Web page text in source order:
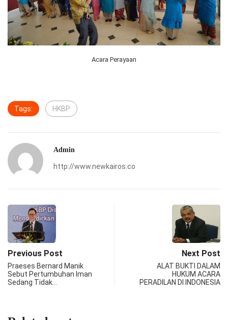
Acara Perayaan
Tags: HKBP
Admin
http://www.newkairos.co
Previous Post
Praeses Bernard Manik
Sebut Pertumbuhan Iman
Sedang Tidak…
Next Post
ALAT BUKTI DALAM
HUKUM ACARA
PERADILAN DI INDONESIA